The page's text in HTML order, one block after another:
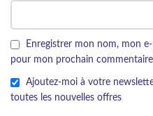
Enregistrer mon nom, mon
pour mon prochain
Ajoutez-moi à votre
toutes les nouvelles offres